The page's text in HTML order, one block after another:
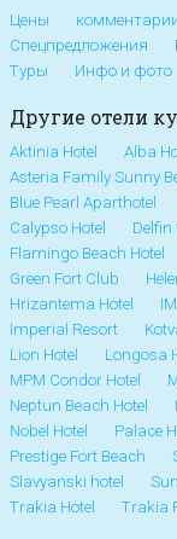
Цены
Спецпредложения
Туры
Инфо и фото
Другие отели
Aktinia Hotel Alba
Asteria Family Sunny
Blue Pearl Aparthotel
Calypso Hotel
Delfin
Flamingo Beach Hotel
Green Fort Club
Hrizantema Hotel
Imperial Resort
Lion Hotel
Longosa
MPM Condor Hotel
Neptun Beach Hotel
Nobel Hotel
Palace
Prestige Fort Beach
Slavyanski hotel
Trakia Hotel
Trakia